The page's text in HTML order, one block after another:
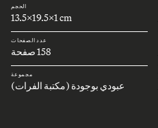
الحجم
13.5x19.5x1 cm
عدد الصفحات
158 صفحة
مجموعة
عبودي بوجودة (مكتبة الفرات)